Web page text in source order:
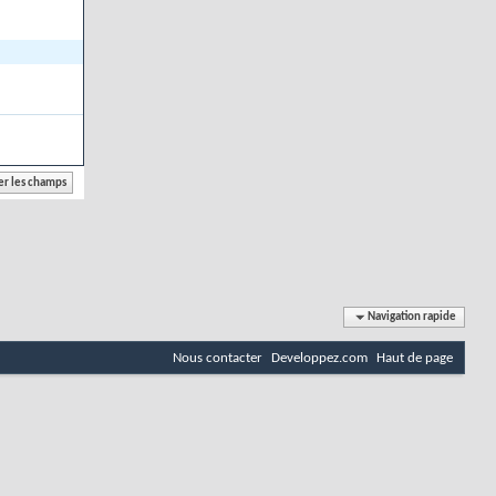
Navigation rapide
Nous contacter Developpez.com Haut de page